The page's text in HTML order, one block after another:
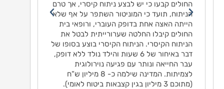
החולים קבעו כי יש לבצע ניתוח קיסרי, אך טרם
הניתוח, תועד כי המוניטור השתפר על אף שלא
הייתה האצה אחת בדופק העוברי, ורופאי בית
החולים קיבלו החלטה שערורייתית לבטל את
הניתוח הקיסרי. הניתוח הקיסרי בוצע בסופו של
דבר באיחור של 6 שעות והילד נולד ללא דופק,
עבר החייאה ונותר עם פגיעה נוירולוגית
לצמיתות. המדינה שילמה כ- 8 מיליון ש”ח
(מתוכם 3 מיליון בגין קצבאות ביטוח לאומי).